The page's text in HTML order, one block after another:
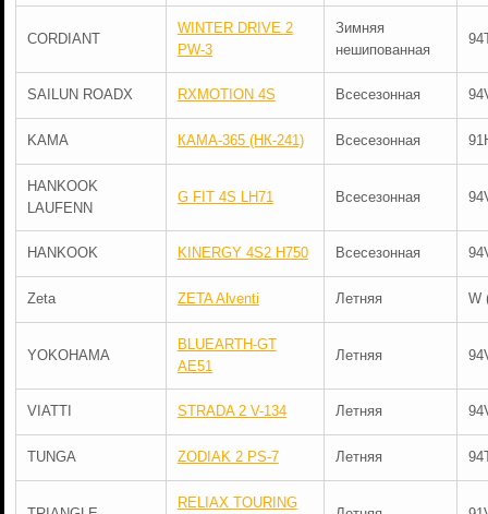
CORDIANT
WINTER DRIVE 2
PW-3
Зимняя
нешипованная
SAILUN ROADX RXMOTION 4S Всесезонная
KAMA КАМА-365 (НК-241) Всесезонная
HANKOOK
LAUFENN
G FIT 4S LH71 Всесезонная
HANKOOK KINERGY 4S2 H750 Всесезонная
Zeta ZETA Alventi Летняя W
YOKOHAMA
BLUEARTH-GT
AE51
Летняя
VIATTI STRADA 2 V-134 Летняя
TUNGA ZODIAK 2 PS-7 Летняя
RELIAX TOURING